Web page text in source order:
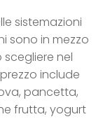
sistemazioni
sono in mezzo
scegliere nel
prezzo include
pancetta,
frutta, yogurt